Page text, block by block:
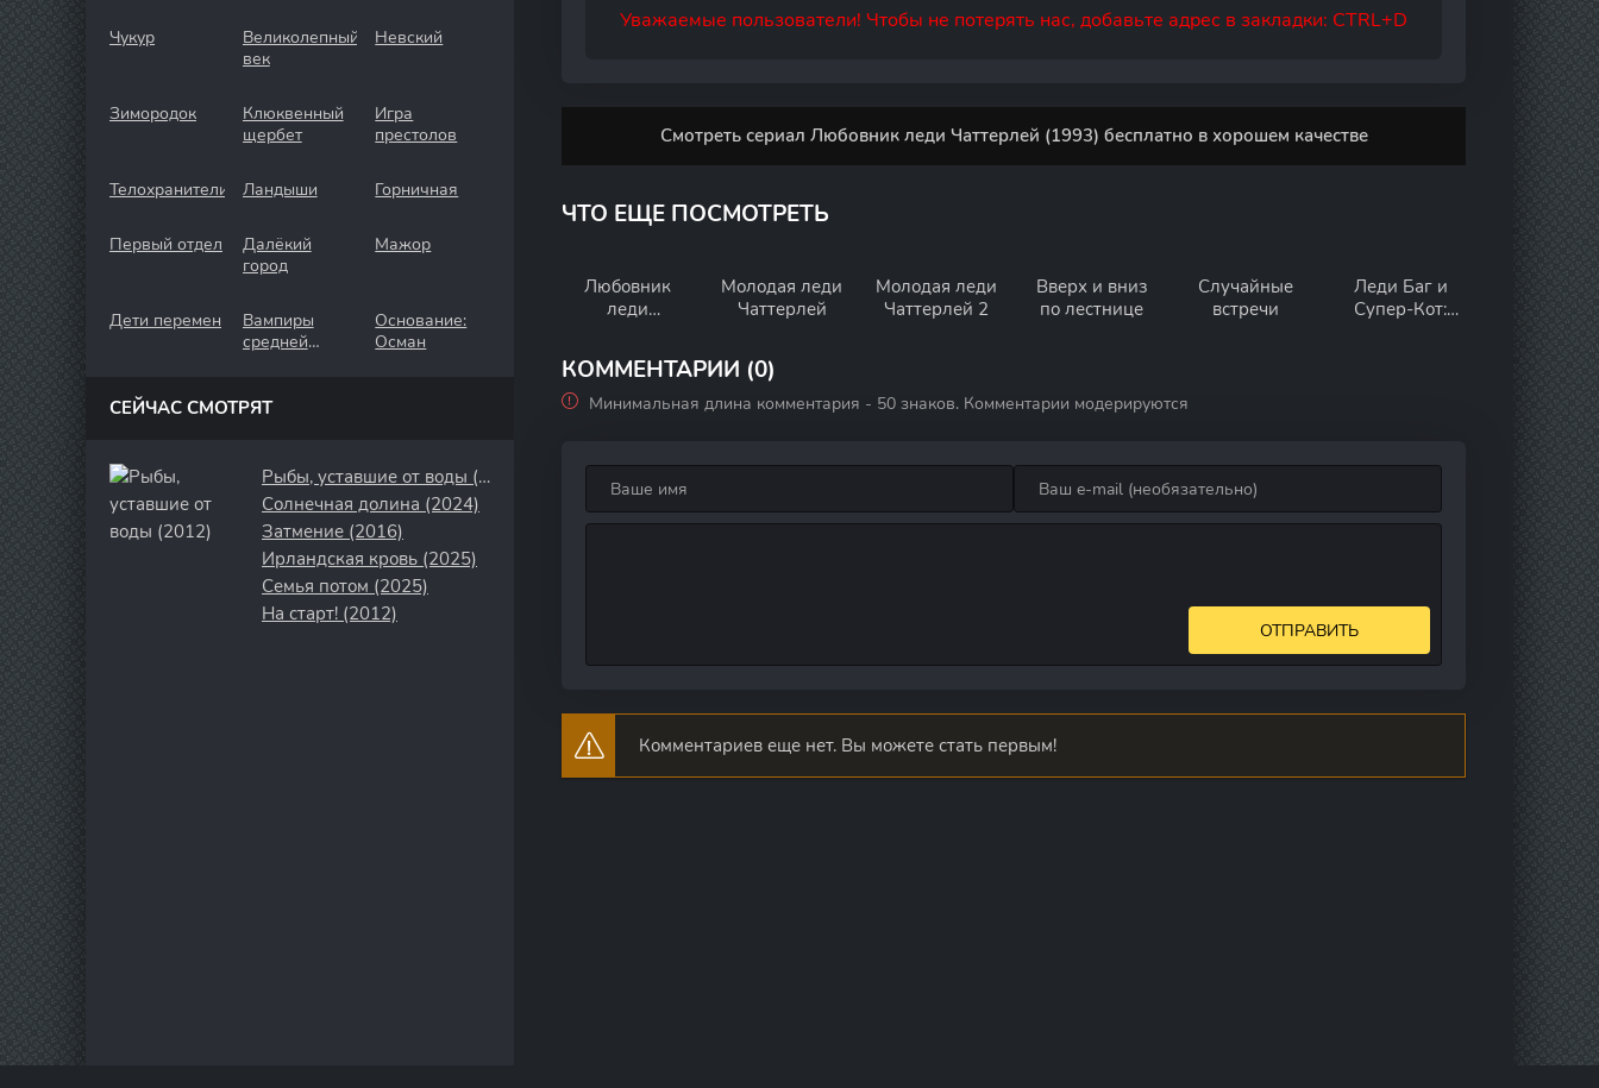
Уважаемые пользователи! Чтобы не потерять нас, добавьте адрес в закладки: CTRL+D
Смотреть сериал Любовник леди Чаттерлей (1993) бесплатно в хорошем качестве
ЧТО ЕЩЕ ПОСМОТРЕТЬ
Любовник
леди
Молодая леди
Чаттерлей
Молодая леди
Чаттерлей 2
Вверх и вниз
по лестнице
Случайные
встречи
Леди Баг и
Супер-Кот:
КОММЕНТАРИИ (0)
Минимальная длина комментария - 50 знаков. Комментарии модерируются
ОТПРАВИТЬ
Комментариев еще нет. Вы можете стать первым!
Чукур
Великолепный
век
Невский
Зимородок
Клюквенный
щербет
Игра
престолов
Телохранители Ландыши Горничная
Первый отдел
Далёкий
город
Мажор
Дети перемен
Вампиры
средней
Основание:
Осман
СЕЙЧАС СМОТРЯТ
Рыбы, уставшие от воды (2012)
Солнечная долина (2024)
Затмение (2016)
Ирландская кровь (2025)
Семья потом (2025)
На старт! (2012)